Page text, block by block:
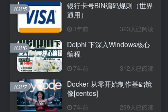
银行卡号BIN编码规则（世界
通用）
3年前 323人已阅读
TOP5
Delphi 下深入Windows核心
编程
7年前 312人已阅读
TOP6
Docker 从零开始制作基础镜
像[centos]
7年前 299人已阅读
TOP7